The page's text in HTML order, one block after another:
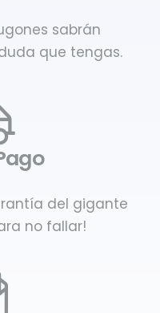
sabrán
que tengas.
del gigante
no fallar!